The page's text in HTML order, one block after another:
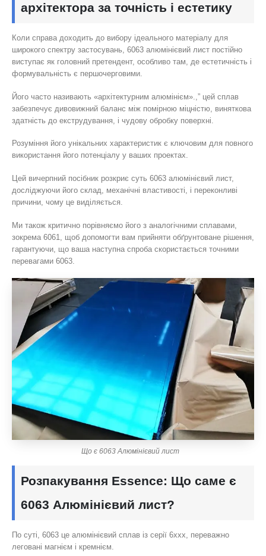
архітектора за точність і естетику
Коли справа доходить до вибору ідеального матеріалу для
широкого спектру застосувань, 6063 алюмінієвий лист постійно
виступає як головний претендент, особливо там, де естетичність і
формувальність є першочерговими.
Його часто називають «архітектурним алюмінієм».,” цей сплав
забезпечує дивовижний баланс між помірною міцністю, виняткова
здатність до екструдування, і чудову обробку поверхні.
Розуміння його унікальних характеристик є ключовим для повного
використання його потенціалу у ваших проектах.
Цей вичерпний посібник розкриє суть 6063 алюмінієвий лист,
досліджуючи його склад, механічні властивості, і переконливі
причини, чому це виділяється.
Ми також критично порівняємо його з аналогічними сплавами,
зокрема 6061, щоб допомогти вам прийняти обґрунтоване рішення,
гарантуючи, що ваша наступна спроба скористається точними
перевагами 6063.
Що є 6063 Алюмінієвий лист
Розпакування Essence: Що саме є
6063 Алюмінієвий лист?
По суті, 6063 це алюмінієвий сплав із серії 6xxx, переважно
леговані магнієм і кремнієм.